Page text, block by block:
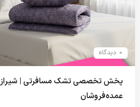
0 دیدگاه
پخش تخصصی تشک مسافرتی | شیراز
عمده‌فروشان